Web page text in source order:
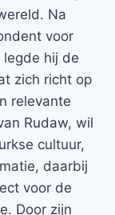
Na
voor
hij de
zich richt op
relevante
Rudaw, wil
cultuur,
daarbij
voor de
Door zijn